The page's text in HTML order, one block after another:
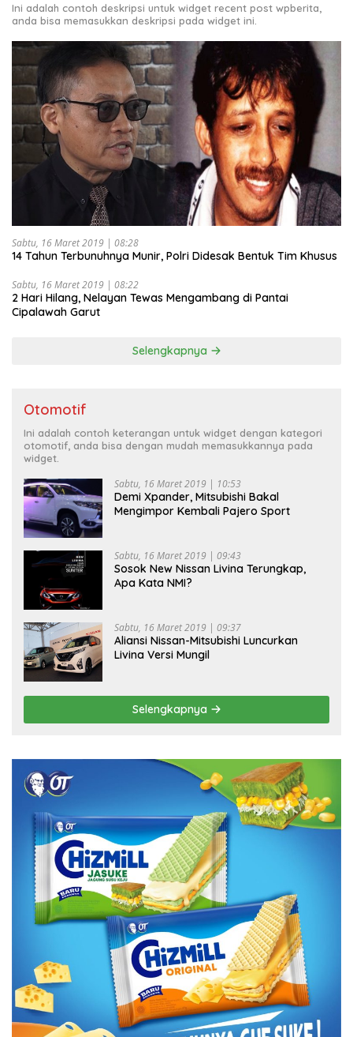
Ini adalah contoh deskripsi untuk widget recent post wpberita,
anda bisa memasukkan deskripsi pada widget ini.
Sabtu, 16 Maret 2019 | 08:28
14 Tahun Terbunuhnya Munir, Polri Didesak Bentuk Tim Khusus
Sabtu, 16 Maret 2019 | 08:22
2 Hari Hilang, Nelayan Tewas Mengambang di Pantai
Cipalawah Garut
Selengkapnya
Otomotif
Ini adalah contoh keterangan untuk widget dengan kategori
otomotif, anda bisa dengan mudah memasukkannya pada
widget.
Sabtu, 16 Maret 2019 | 10:53
Demi Xpander, Mitsubishi Bakal
Mengimpor Kembali Pajero Sport
Sabtu, 16 Maret 2019 | 09:43
Sosok New Nissan Livina Terungkap,
Apa Kata NMI?
Sabtu, 16 Maret 2019 | 09:37
Aliansi Nissan-Mitsubishi Luncurkan
Livina Versi Mungil
Selengkapnya